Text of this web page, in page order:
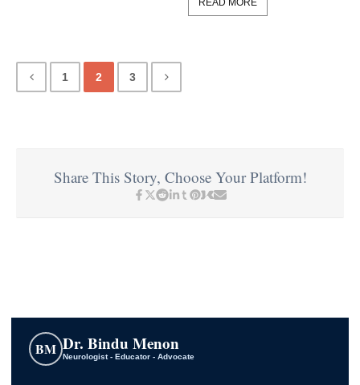
READ MORE
1 2 3
Share This Story, Choose Your Platform!
BM Dr. Bindu Menon
Neurologist - Educator - Advocate